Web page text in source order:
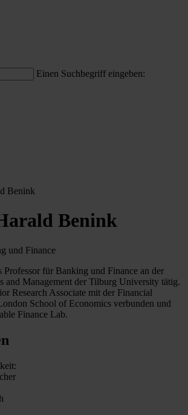
Einen Suchbegriff eingeben:
Benink
Benink
und Finance
Professor für Banking und Finance an der
and Management der Tilburg University tätig.
Research Associate mit der Financial
School of Economics verbunden und
Finance Lab.